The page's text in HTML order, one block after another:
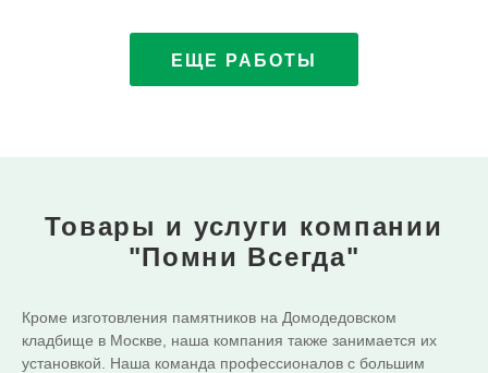
ЕЩЕ РАБОТЫ
Товары и услуги компании
"Помни Всегда"
Кроме изготовления памятников на Домодедовском
кладбище в Москве, наша компания также занимается их
установкой. Наша команда профессионалов с большим